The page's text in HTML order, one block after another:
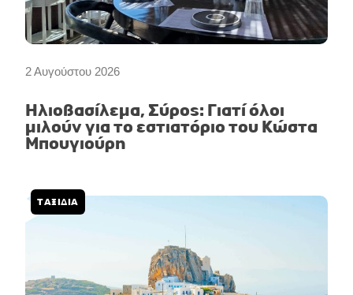
2 Αυγούστου 2026
Ηλιοβασίλεμα, Σύρος: Γιατί όλοι
μιλούν για το εστιατόριο του Κώστα
Μπουγιούρη
ΤΑΞΙΔΙΑ